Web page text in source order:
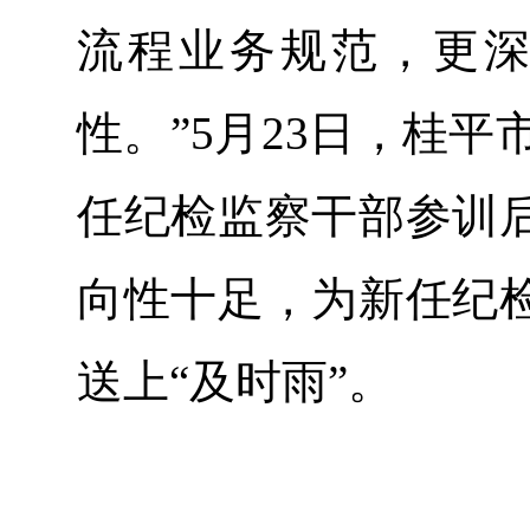
流程业务规范，更
性。”5月23日，桂平
任纪检监察干部参训
向性十足，为新任纪
送上“及时雨”。